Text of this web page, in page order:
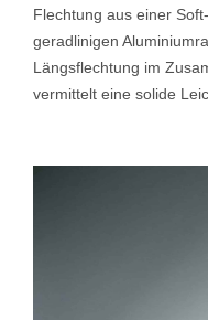
Flechtung aus einer
geradlinigen
Längsflechtung im
vermittelt eine solide